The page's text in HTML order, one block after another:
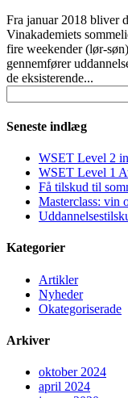
Fra januar 2018 bliver
Vinakademiets
fire weekender (lør-
gennemfører
de eksisterende...
efter:
Seneste indlæg
WSET Level 2
WSET Level 1
Få tilskud til
Masterclass: vin
Kategorier
Artikler
Nyheder
Okategoriserade
Arkiver
oktober 2024
april 2024